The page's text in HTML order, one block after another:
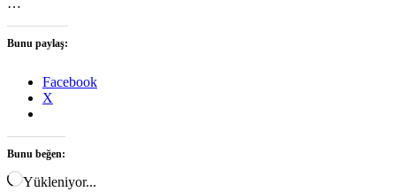
…
Bunu paylaş:
Facebook
X
Bunu beğen:
Yükleniyor...